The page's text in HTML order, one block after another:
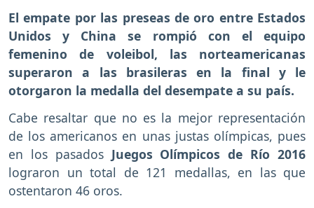
El empate por las preseas de oro entre Estados
Unidos y China se rompió con el equipo
femenino de voleibol, las norteamericanas
superaron a las brasileras en la final y le
otorgaron la medalla del desempate a su país.
Cabe resaltar que no es la mejor representación
de los americanos en unas justas olímpicas, pues
en los pasados Juegos Olímpicos de Río 2016
lograron un total de 121 medallas, en las que
ostentaron 46 oros.